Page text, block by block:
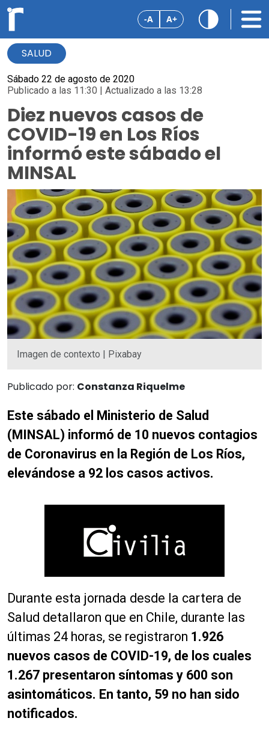
-A A+
SALUD
Sábado 22 de agosto de 2020
Publicado a las 11:30 | Actualizado a las 13:28
Diez nuevos casos de
COVID-19 en Los Ríos
informó este sábado el
MINSAL
Imagen de contexto | Pixabay
Publicado por: Constanza Riquelme
Este sábado el Ministerio de Salud
(MINSAL) informó de 10 nuevos contagios
de Coronavirus en la Región de Los Ríos,
elevándose a 92 los casos activos.
Durante esta jornada desde la cartera de
Salud detallaron que en Chile, durante las
últimas 24 horas, se registraron 1.926
nuevos casos de COVID-19, de los cuales
1.267 presentaron síntomas y 600 son
asintomáticos. En tanto, 59 no han sido
notificados.